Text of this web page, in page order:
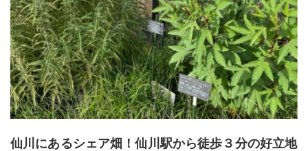
仙川にあるシェア畑！仙川駅から徒歩３分の好立地